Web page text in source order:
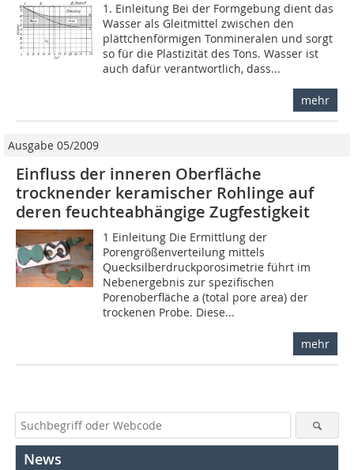
1. Einleitung Bei der Formgebung dient das
Wasser als Gleitmittel zwischen den
plättchenförmigen Tonmineralen und sorgt
so für die Plastizität des Tons. Wasser ist
auch dafür verantwortlich, dass...
mehr
Ausgabe 05/2009
Einfluss der inneren Oberfläche
trocknender keramischer Rohlinge auf
deren feuchteabhängige Zugfestigkeit
1 Einleitung Die Ermittlung der
Porengrößenverteilung mittels
Quecksilberdruckporosimetrie führt im
Nebenergebnis zur spezifischen
Porenoberfläche a (total pore area) der
trockenen Probe. Diese...
mehr
News